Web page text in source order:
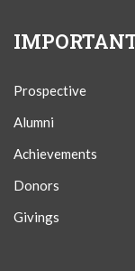
Prospective
Alumni
Achievements
Donors
Givings